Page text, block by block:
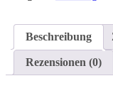
Beschreibung
Rezensionen (0)